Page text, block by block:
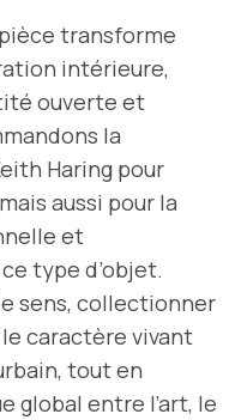
transforme
intérieure,
ouverte et
la
Haring pour
aussi pour la
et
type d’objet.
sens, collectionner
caractère vivant
tout en
global entre l’art, le